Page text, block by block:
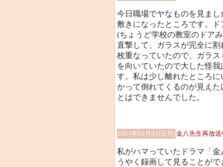
今日職場でヤなものを見ま
敷きになったところです。
(ちょうど学校の教室のドア
直撃して、ガラスが完全に
枚重なっていたので、ガラ
を向いていたので大した怪
す。私は少し離れたところ
かって倒れてくるのが見え
とはできませんでした。
2003年02月03日(月)金八先生再放送
私がハマっていたドラマ「
うやく録画して見ることが